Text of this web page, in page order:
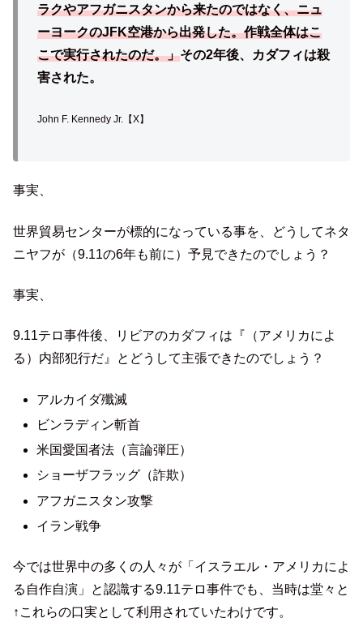
ラクやアフガニスタンから来たのではなく、ニュ
ーヨークのJFK空港から出発した。作戦全体はこ
こで実行されたのだ。」その2年後、カダフィは殺
害された。
John F. Kennedy Jr.【X】
事実、
世界貿易センターが標的になっている事を、どうしてネタ
ニヤフが（9.11の6年も前に）予見できたのでしょう？
事実、
9.11テロ事件後、リビアのカダフィは『（アメリカによ
る）内部犯行だ』とどうして主張できたのでしょう？
アルカイダ殲滅
ビンラディン斬首
米国愛国者法（言論弾圧）
ショーザフラッグ（詐欺）
アフガニスタン攻撃
イラン戦争
今では世界中の多くの人々が「イスラエル・アメリカによ
る自作自演」と認識する9.11テロ事件でも、当時は堂々と
↑これらの口実として利用されていたわけです。